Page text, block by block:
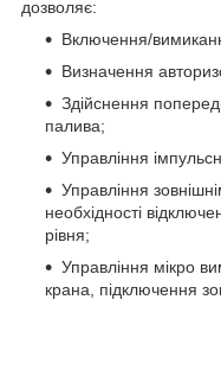
дозволяє:
Включення/
Визначення
Здійснення
палива;
Управління
Управління
необхідності
рівня;
Управління мікро
крана, підключення